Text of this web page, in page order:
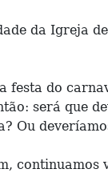
da Igreja
do
será que
Ou